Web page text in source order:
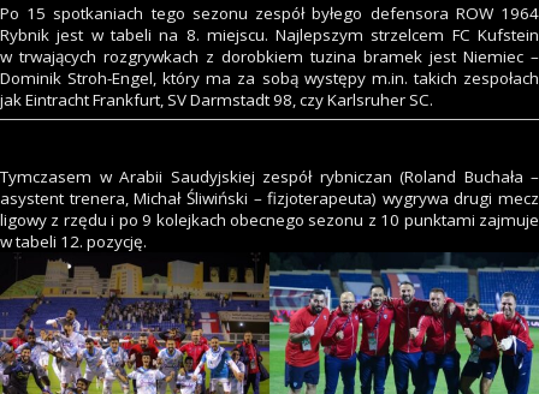
Po 15 spotkaniach tego sezonu zespół byłego defensora ROW 1964
Rybnik jest w tabeli na 8. miejscu. Najlepszym strzelcem FC Kufstein
w trwających rozgrywkach z dorobkiem tuzina bramek jest Niemiec –
Dominik Stroh-Engel, który ma za sobą występy m.in. takich zespołach
jak Eintracht Frankfurt, SV Darmstadt 98, czy Karlsruher SC.
Tymczasem w Arabii Saudyjskiej zespół rybniczan (Roland Buchała –
asystent trenera, Michał Śliwiński – fizjoterapeuta) wygrywa drugi mecz
ligowy z rzędu i po 9 kolejkach obecnego sezonu z 10 punktami zajmuje
w tabeli 12. pozycję.